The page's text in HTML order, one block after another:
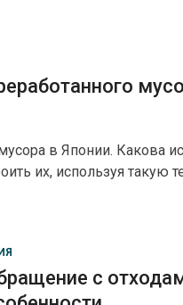
в Японии. Какова
их, используя такую
с